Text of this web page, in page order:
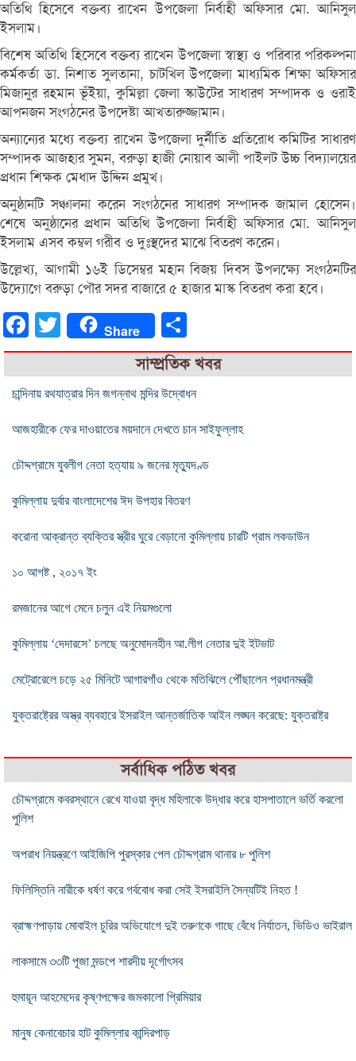
অতিথি হিসেবে বক্তব্য রাখেন উপজেলা নির্বাহী অফিসার মো. আনিসুল
ইসলাম।
বিশেষ অতিথি হিসেবে বক্তব্য রাখেন উপজেলা স্বাস্থ্য ও পরিবার পরিকল্পনা
কর্মকর্তা ডা. নিশাত সুলতানা, চাটখিল উপজেলা মাধ্যমিক শিক্ষা অফিসার
মিজানুর রহমান ভূঁইয়া, কুমিল্লা জেলা স্কাউটের সাধারণ সম্পাদক ও ওরাই
আপনজন সংগঠনের উপদেষ্টা আখতারুজ্জামান।
অন্যান্যের মধ্যে বক্তব্য রাখেন উপজেলা দুর্নীতি প্রতিরোধ কমিটির সাধারণ
সম্পাদক আজহার সুমন, বরুড়া হাজী নোয়াব আলী পাইলট উচ্চ বিদ্যালয়ের
প্রধান শিক্ষক মেধাদ উদ্দিন প্রমুখ।
অনুষ্ঠানটি সঞ্চালনা করেন সংগঠনের সাধারণ সম্পাদক জামাল হোসেন।
শেষে অনুষ্ঠানের প্রধান অতিথি উপজেলা নির্বাহী অফিসার মো. আনিসুল
ইসলাম এসব কম্বল গরীব ও দুঃস্থদের মাঝে বিতরণ করেন।
উল্লেখ্য, আগামী ১৬ই ডিসেম্বর মহান বিজয় দিবস উপলক্ষ্যে সংগঠনটির
উদ্যোগে বরুড়া পৌর সদর বাজারে ৫ হাজার মাস্ক বিতরণ করা হবে।
FacebookTwitter Share
সাম্প্রতিক খবর
চান্দিনায় রথযাত্রার দিন জগন্নাথ মন্দির উদ্বোধন
আজহারীকে ফের দাওয়াতের ময়দানে দেখতে চান সাইফুল্লাহ
চৌদ্দগ্রামে যুবলীগ নেতা হত্যায় ৯ জনের মৃত্যুদণ্ড
কুমিল্লায় দুর্বার বাংলাদেশের ঈদ উপহার বিতরণ
করোনা আক্রান্ত ব্যক্তির স্ত্রীর ঘুরে বেড়ানো কুমিল্লায় চারটি গ্রাম লকডাউন
১০ আগষ্ট , ২০১৭ ইং
রমজানের আগে মেনে চলুন এই নিয়মগুলো
কুমিল্লায় ‘দেদারসে’ চলছে অনুমোদনহীন আ.লীগ নেতার দুই ইটভাট
মেট্রোরেলে চড়ে ২৫ মিনিটে আগারগাঁও থেকে মতিঝিলে পৌঁছালেন প্রধানমন্ত্রী
যুক্তরাষ্ট্রের অস্ত্র ব্যবহারে ইসরাইল আন্তর্জাতিক আইন লঙ্ঘন করেছে: যুক্তরাষ্ট্র
সর্বাধিক পঠিত খবর
চৌদ্দগ্রামে কবরস্থানে রেখে যাওয়া বৃদ্ধ মহিলাকে উদ্ধার করে হাসপাতালে ভর্তি করলো
পুলিশ
অপরাধ নিয়ন্ত্রণে আইজিপি পুরস্কার পেল চৌদ্দগ্রাম থানার ৮ পুলিশ
ফিলিস্তিনি নারীকে ধর্ষণ করে গর্ববোধ করা সেই ইসরাইলি সৈন্যটিই নিহত !
ব্রাহ্মণপাড়ায় মোবাইল চুরির অভিযোগে দুই তরুণকে গাছে বেঁধে নির্যাতন, ভিডিও ভাইরাল
লাকসামে ৩৩টি পূজা মন্ডপে শারদীয় দূর্গোৎসব
হুমায়ূন আহমেদের কৃষ্ণপক্ষের জমকালো প্রিমিয়ার
মানুষ কেনাবেচার হাট কুমিল্লার কান্দিরপাড়